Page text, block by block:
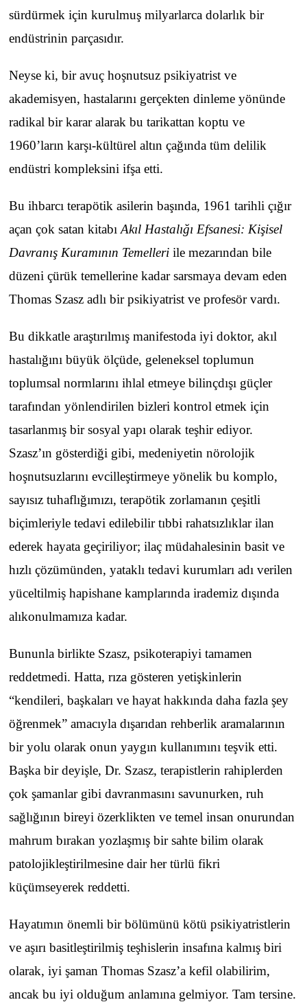
sürdürmek için kurulmuş milyarlarca dolarlık bir
endüstrinin parçasıdır.
Neyse ki, bir avuç hoşnutsuz psikiyatrist ve
akademisyen, hastalarını gerçekten dinleme yönünde
radikal bir karar alarak bu tarikattan koptu ve
1960’ların karşı-kültürel altın çağında tüm delilik
endüstri kompleksini ifşa etti.
Bu ihbarcı terapötik asilerin başında, 1961 tarihli çığır
açan çok satan kitabıAkıl Hastalığı Efsanesi: Kişisel
Davranış Kuramının Temelleri ile mezarından bile
düzeni çürük temellerine kadar sarsmaya devam eden
Thomas Szasz adlı bir psikiyatrist ve profesör vardı.
Bu dikkatle araştırılmış manifestoda iyi doktor, akıl
hastalığını büyük ölçüde, geleneksel toplumun
toplumsal normlarını ihlal etmeye bilinçdışı güçler
tarafından yönlendirilen bizleri kontrol etmek için
tasarlanmış bir sosyal yapı olarak teşhir ediyor.
Szasz’ın gösterdiği gibi, medeniyetin nörolojik
hoşnutsuzlarını evcilleştirmeye yönelik bu komplo,
sayısız tuhaflığımızı, terapötik zorlamanın çeşitli
biçimleriyle tedavi edilebilir tıbbi rahatsızlıklar ilan
ederek hayata geçiriliyor; ilaç müdahalesinin basit ve
hızlı çözümünden, yataklı tedavi kurumları adı verilen
yüceltilmiş hapishane kamplarında irademiz dışında
alıkonulmamıza kadar.
Bununla birlikte Szasz, psikoterapiyi tamamen
reddetmedi. Hatta, rıza gösteren yetişkinlerin
“kendileri, başkaları ve hayat hakkında daha fazla şey
öğrenmek” amacıyla dışarıdan rehberlik aramalarının
bir yolu olarak onun yaygın kullanımını teşvik etti.
Başka bir deyişle, Dr. Szasz, terapistlerin rahiplerden
çok şamanlar gibi davranmasını savunurken, ruh
sağlığının bireyi özerklikten ve temel insan onurundan
mahrum bırakan yozlaşmış bir sahte bilim olarak
patolojikleştirilmesine dair her türlü fikri
küçümseyerek reddetti.
Hayatımın önemli bir bölümünü kötü psikiyatristlerin
ve aşırı basitleştirilmiş teşhislerin insafına kalmış biri
olarak, iyi şaman Thomas Szasz’a kefil olabilirim,
ancak bu iyi olduğum anlamına gelmiyor. Tam tersine.